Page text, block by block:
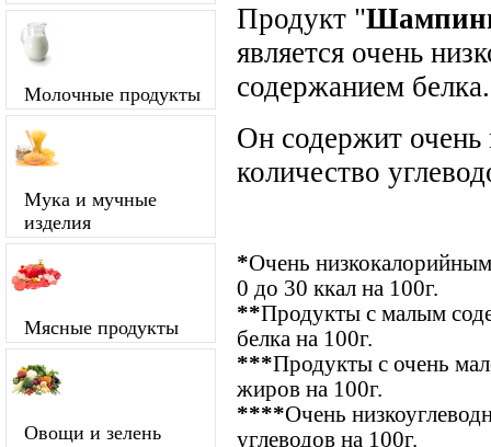
Молочные продукты
Мука и мучные
изделия
Мясные продукты
Овощи и зелень
Продукт "
является очень
содержанием белка.
Он содержит очень
количество
*Очень
0 до 30 ккал на 100г.
**Продукты с малым
белка на 100г.
***Продукты с очень
жиров на 100г.
****Очень
углеводов на 100г.